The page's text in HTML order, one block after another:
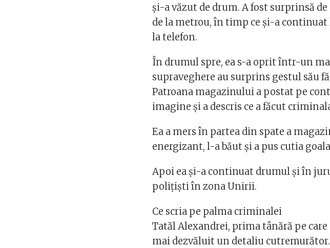
și-a văzut de drum. A fost surprinsă
de la metrou, în timp ce și-a
la telefon.
În drumul spre, ea s-a oprit într-un
supraveghere au surprins gestul său
Patroana magazinului a postat pe
imagine și a descris ce a făcut
Ea a mers în partea din spate a
energizant, l-a băut și a pus cutia
Apoi ea și-a continuat drumul și în
polițiști în zona Unirii.
Ce scria pe palma criminalei
Tatăl Alexandrei, prima tânără pe
mai dezvăluit un detaliu